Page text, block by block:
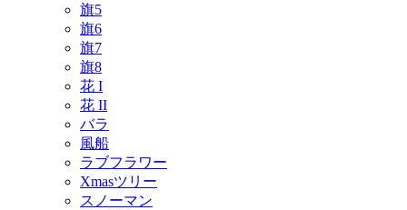
旗5
旗6
旗7
旗8
花 I
花 II
バラ
風船
ラブフラワー
Xmasツリー
スノーマン